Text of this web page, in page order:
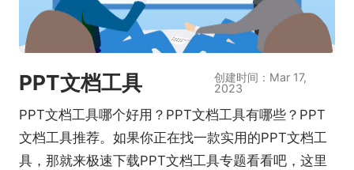
PPT文档工具
创建时间：Mar 17,
2023
PPT文档工具哪个好用？PPT文档工具有哪些？PPT
文档工具推荐。如果你正在找一款实用的PPT文档工
具，那就来极速下载PPT文档工具专题看看吧，这里